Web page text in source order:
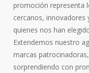
promoción representa
cercanos,
quienes nos han
Extendemos nuestro
marcas
sorprendiendo con